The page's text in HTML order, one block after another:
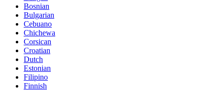
Bosnian
Bulgarian
Cebuano
Chichewa
Corsican
Croatian
Dutch
Estonian
Filipino
Finnish